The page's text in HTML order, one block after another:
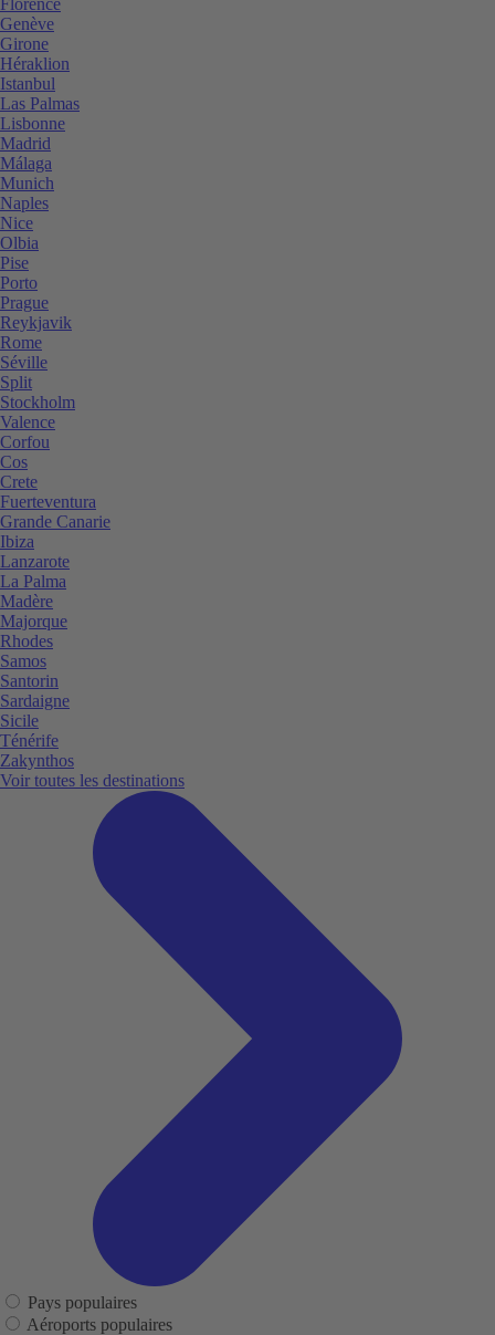
Genève
Girone
Héraklion
Istanbul
Las Palmas
Lisbonne
Madrid
Málaga
Munich
Naples
Nice
Olbia
Pise
Porto
Prague
Reykjavik
Rome
Séville
Split
Stockholm
Valence
Corfou
Cos
Crete
Fuerteventura
Grande Canarie
Ibiza
Lanzarote
La Palma
Madère
Majorque
Rhodes
Samos
Santorin
Sardaigne
Sicile
Ténérife
Zakynthos
Voir toutes les destinations
Pays populaires
Aéroports populaires